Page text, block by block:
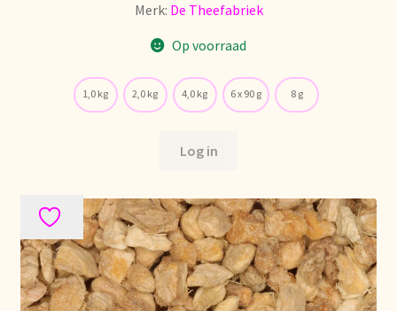
We zijn verhuisd!
Welcome to our Tea Wholesale business!
Willkommen in unserem Teegroßhandel!
Winkelwagen
Merk: De Theefabriek
Op voorraad
1,0 kg 2,0 kg 4,0 kg 6 x 90 g 8 g
Log in